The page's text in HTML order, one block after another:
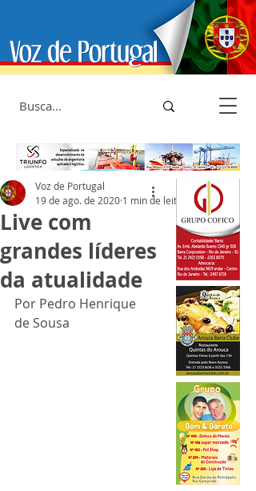
Live com
grandes líderes
da atualidade
Voz de Portugal
19 de ago. de 2020 1 min de leitura
Por Pedro Henrique
de Sousa